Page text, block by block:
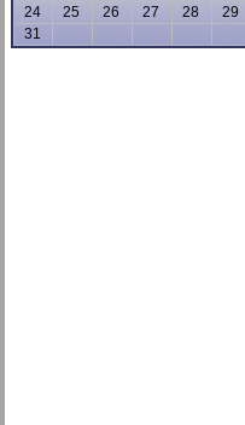
24
25 26 27 28 29
31